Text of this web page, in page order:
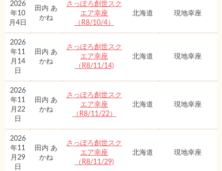
2026
年10
月4日
田内 あ
かね
さっぽろ創世スク
エア幸座
（R8/10/4）
北海道 現地幸座
2026
年11
月14
日
田内 あ
かね
さっぽろ創世スク
エア幸座
（R8/11/14)
北海道 現地幸座
2026
年11
月22
日
田内 あ
かね
さっぽろ創世スク
エア幸座
（R8/11/22）
北海道 現地幸座
2026
年11
月29
日
田内 あ
かね
さっぽろ創世スク
エア幸座
（R8/11/29)
北海道 現地幸座